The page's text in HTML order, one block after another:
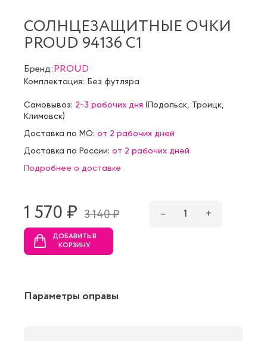
СОЛНЦЕЗАЩИТНЫЕ ОЧКИ
PROUD 94136 С1
Бренд:PROUD
Комплектация: Без футляра
Самовывоз: 2-3 рабочих дня (Подольск Троицк
Климовск)
Доставка по МО: от 2 рабочих дней
Доставка по России: от 2 рабочих дней
Подробнее о доставке
1 570 ₷ 3 140 ₷ – 1 +
ДОБАВИТЬ В
КОРЗИНУ
Параметры оправы